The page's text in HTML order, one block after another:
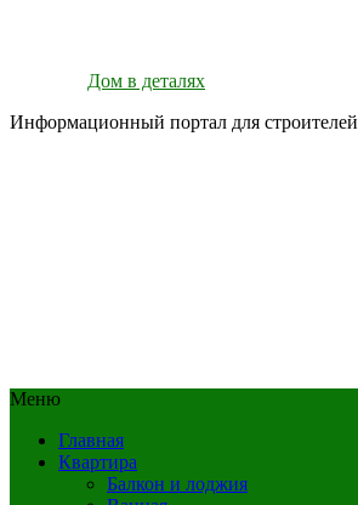
Дом в деталях
Информационный портал для строителей
Меню
Главная
Квартира
Балкон и лоджия